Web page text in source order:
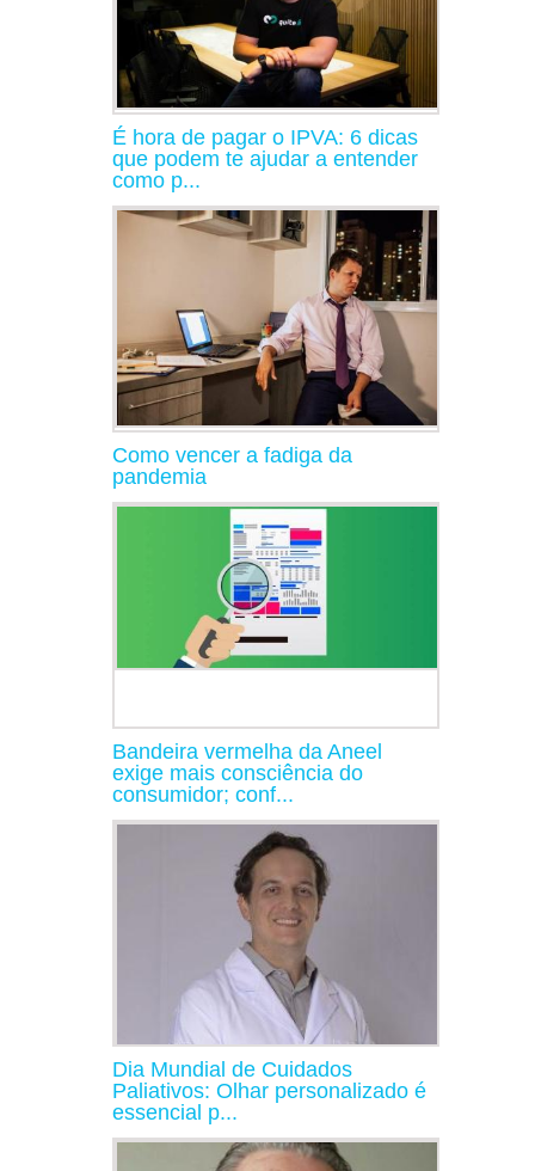
É hora de pagar o IPVA: 6 dicas
que podem te ajudar a entender
como p...
Como vencer a fadiga da
pandemia
Bandeira vermelha da Aneel
exige mais consciência do
consumidor; conf...
Dia Mundial de Cuidados
Paliativos: Olhar personalizado é
essencial p...